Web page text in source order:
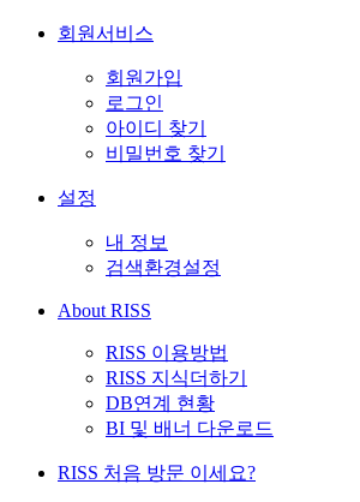
회원서비스
회원가입
로그인
아이디 찾기
비밀번호 찾기
설정
내 정보
검색환경설정
About RISS
RISS 이용방법
RISS 지식더하기
DB연계 현황
BI 및 배너 다운로드
RISS 처음 방문 이세요?